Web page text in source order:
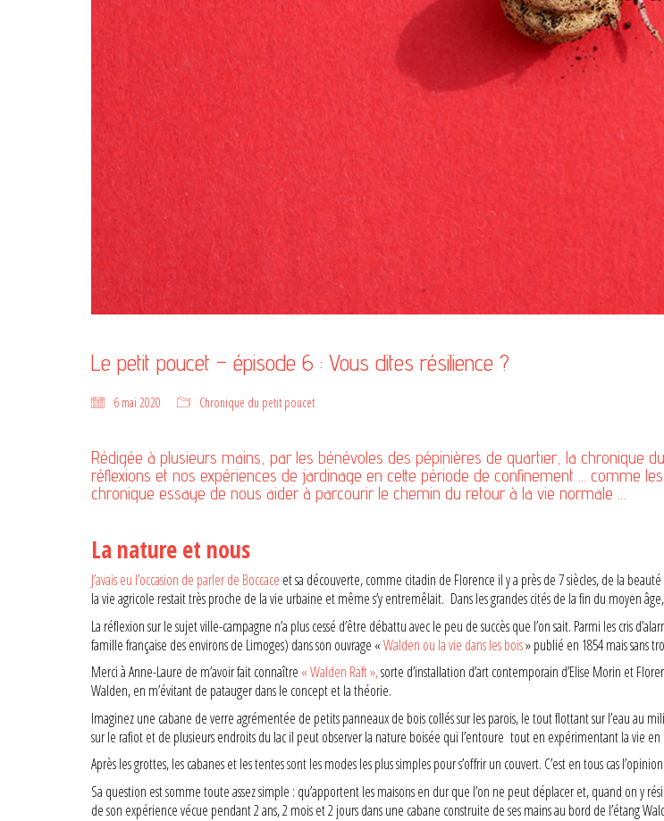
Le petit poucet – épisode 6 : Vous dites résilience ?
6 mai 2020 Chronique du petit poucet
Rédigée à plusieurs mains, par les bénévoles des pépinières de quartier, la chronique
réflexions et nos expériences de jardinage en cette période de confinement … comme
chronique essaye de nous aider à parcourir le chemin du retour à la vie normale …
La nature et nous
J’avais eu l’occasion de parler de Boccace et sa découverte, comme citadin de Florence il y a près de 7 siècles, de la
la vie agricole restait très proche de la vie urbaine et même s’y entremêlait. Dans les grandes cités de la fin du moyen
La réflexion sur le sujet ville-campagne n’a plus cessé d’être débattu avec le peu de succès que l’on sait. Parmi les cris
famille française des environs de Limoges) dans son ouvrage «Walden ou la vie dans les bois» publié en 1854 mais sans
Merci à Anne-Laure de m’avoir fait connaître « Walden Raft »,sorte d’installation d’art contemporain d’Elise Morin et
Walden, en m’évitant de patauger dans le concept et la théorie.
Imaginez une cabane de verre agrémentée de petits panneaux de bois collés sur les parois, le tout flottant sur l’eau au
sur le rafiot et de plusieurs endroits du lac il peut observer la nature boisée qui l’entoure tout en expérimentant la vie en
Après les grottes, les cabanes et les tentes sont les modes les plus simples pour s’offrir un couvert. C’est en tous cas
Sa question est somme toute assez simple : qu’apportent les maisons en dur que l’on ne peut déplacer et, quand on y
de son expérience vécue pendant 2 ans, 2 mois et 2 jours dans une cabane construite de ses mains au bord de l’étang